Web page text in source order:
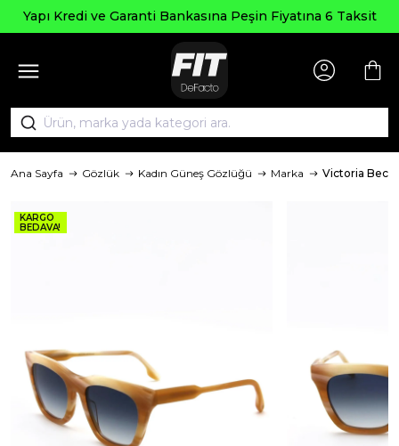
ve Garanti Bankasına Peşin Fiyatına 6 Taksit
Ana Sayfa Gözlük Kadın Güneş Gözlüğü Marka Victoria
KARGO
BEDAVA!